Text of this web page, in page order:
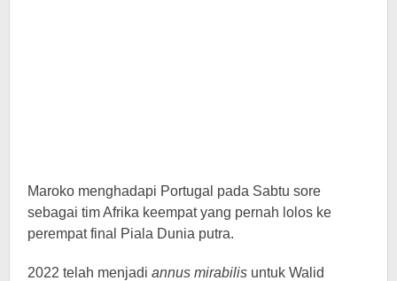
Maroko menghadapi Portugal pada Sabtu sore
sebagai tim Afrika keempat yang pernah lolos ke
perempat final Piala Dunia putra.
2022 telah menjadi annus mirabilis untuk Walid